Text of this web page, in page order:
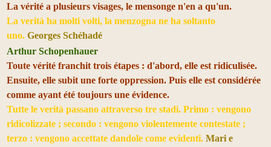
La vérité a plusieurs visages, le mensonge n'en a qu'un.
La verità ha molti volti, la menzogna ne ha soltanto
uno. Georges Schéhadé
Arthur Schopenhauer
Toute vérité franchit trois étapes : d'abord, elle est ridiculisée.
Ensuite, elle subit une forte oppression. Puis elle est considérée
comme ayant été toujours une évidence.
Tutte le verità passano attraverso tre stadi. Primo : vengono
ridicolizzate ; secondo : vengono violentemente contestate ;
terzo : vengono accettate dandole come evidenti. Mari e